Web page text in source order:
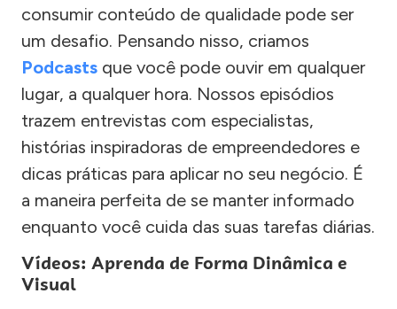
consumir conteúdo de qualidade pode ser
um desafio. Pensando nisso, criamos
Podcasts que você pode ouvir em qualquer
lugar, a qualquer hora. Nossos episódios
trazem entrevistas com especialistas,
histórias inspiradoras de empreendedores e
dicas práticas para aplicar no seu negócio. É
a maneira perfeita de se manter informado
enquanto você cuida das suas tarefas diárias.
Vídeos: Aprenda de Forma Dinâmica e
Visual